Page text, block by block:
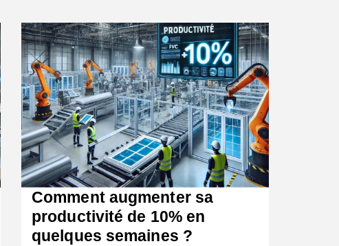
Comment augmenter sa
productivité de 10% en
quelques semaines ?